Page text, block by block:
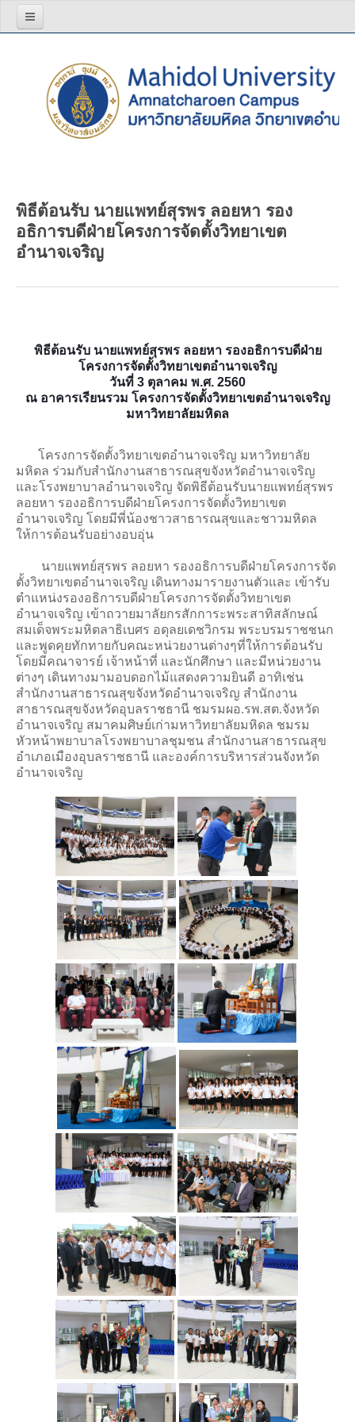
เกี่ยวกับเรา
โครงสร้างองค์กร
สีประจำมหาวิทยาลัย
บุคลากร
รายงานประจำปี
รายงานประจำปี 2557
รายงานประจำปี 2558
หลักสูตร
หลักสูตรปริญญาตรี
หลักสูตรสาธารณสุขศาสตรบัณฑิต
หลักสูตรวิทยาศาสตรบัณฑิต(เกษตรศาสตร์)
หลักสูตรศิลปศาสตรบัณฑิต
บริการการศึกษา
Elearning
ประกาศ/ระเบียบข้อบังคับ
Download แบบฟอร์ม
กิจกรรมต่าง ๆ
ปฏิทินการศึกษาและกิจกรรมนักศึกษา
ตารางเรียนนักศึกษา
ตารางสอบ
บริการนักศึกษาและสวัสดิการนักศึกษา
ทุนการศึกษามหาวิทยาลัยมหิดล
ประกาศ กยศ.
แบบฟอร์มสำหรับผู้กู้
ประกาศ กรอ.
บริการด้านสุขภาพ
หน่วยบริการสุขภาพ
หน่วยบริการทันตกรรม
บริการให้การศึกษา
คลินิกวัยทีน
บริการด้านเงินสงเคราะห์
แนะแนวให้คำปรึกษา
พิธีต้อนรับ นายแพทย์สุรพร ลอยหา รอง
อธิการบดีฝ่ายโครงการจัดตั้งวิทยาเขต
อำนาจเจริญ
พิธีต้อนรับ นายแพทย์สุรพร ลอยหา รองอธิการบดีฝ่าย
โครงการจัดตั้งวิทยาเขตอำนาจเจริญ
วันที่ 3 ตุลาคม พ.ศ. 2560
ณ อาคารเรียนรวม โครงการจัดตั้งวิทยาเขตอำนาจเจริญ
มหาวิทยาลัยมหิดล
โครงการจัดตั้งวิทยาเขตอำนาจเจริญ มหาวิทยาลัย
มหิดล ร่วมกับสำนักงานสาธารณสุขจังหวัดอำนาจเจริญ
และโรงพยาบาลอำนาจเจริญ จัดพิธีต้อนรับนายแพทย์สุรพร
ลอยหา รองอธิการบดีฝ่ายโครงการจัดตั้งวิทยาเขต
อำนาจเจริญ โดยมีพี่น้องชาวสาธารณสุขและชาวมหิดล
ให้การต้อนรับอย่างอบอุ่น
นายแพทย์สุรพร ลอยหา รองอธิการบดีฝ่ายโครงการจัด
ตั้งวิทยาเขตอำนาจเจริญ เดินทางมารายงานตัวและ เข้ารับ
ตำแหน่งรองอธิการบดีฝ่ายโครงการจัดตั้งวิทยาเขต
อำนาจเจริญ เข้าถวายมาลัยกรสักการะพระสาทิสลักษณ์
สมเด็จพระมหิตลาธิเบศร อดุลยเดชวิกรม พระบรมราชชนก
และพูดคุยทักทายกับคณะหน่วยงานต่างๆที่ให้การต้อนรับ
โดยมีคณาจารย์ เจ้าหน้าที่ และนักศึกษา และมีหน่วยงาน
ต่างๆ เดินทางมามอบดอกไม้แสดงความยินดี อาทิเช่น
สำนักงานสาธารณสุขจังหวัดอำนาจเจริญ สำนักงาน
สาธารณสุขจังหวัดอุบลราชธานี ชมรมผอ.รพ.สต.จังหวัด
อำนาจเจริญ สมาคมศิษย์เก่ามหาวิทยาลัยมหิดล ชมรม
หัวหน้าพยาบาลโรงพยาบาลชุมชน สำนักงานสาธารณสุข
อำเภอเมืองอุบลราชธานี และองค์การบริหารส่วนจังหวัด
อำนาจเจริญ